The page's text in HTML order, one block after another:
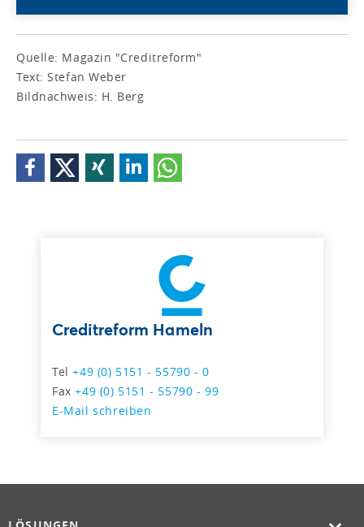
Quelle: Magazin "Creditreform"
Text: Stefan Weber
Bildnachweis: H. Berg
Creditreform Hameln
Tel+49 (0) 5151 - 55790 - 0
Fax+49 (0) 5151 - 55790 - 99
E-Mail schreiben